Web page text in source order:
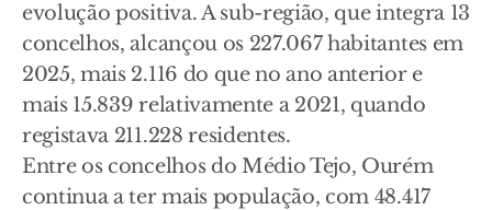
evolução positiva. A sub-região, que integra 13
concelhos, alcançou os 227.067 habitantes em
2025, mais 2.116 do que no ano anterior e
mais 15.839 relativamente a 2021, quando
registava 211.228 residentes.
Entre os concelhos do Médio Tejo, Ourém
continua a ter mais população, com 48.417